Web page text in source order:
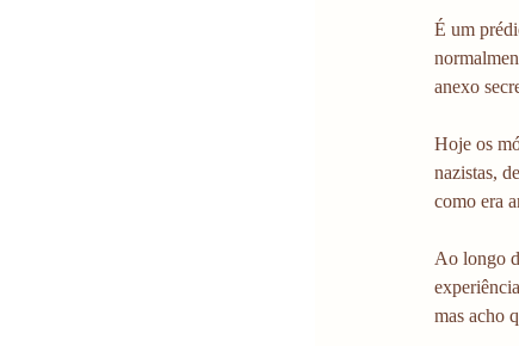
É um
anexo
Hoje os
nazistas,
como era
Ao longo
mas acho